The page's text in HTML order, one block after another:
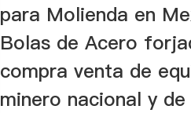
para Molienda en
Bolas de Acero
compra venta de
minero nacional y de